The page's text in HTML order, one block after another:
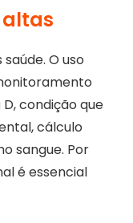
altas
O uso
condição que
cálculo
sangue. Por
é essencial